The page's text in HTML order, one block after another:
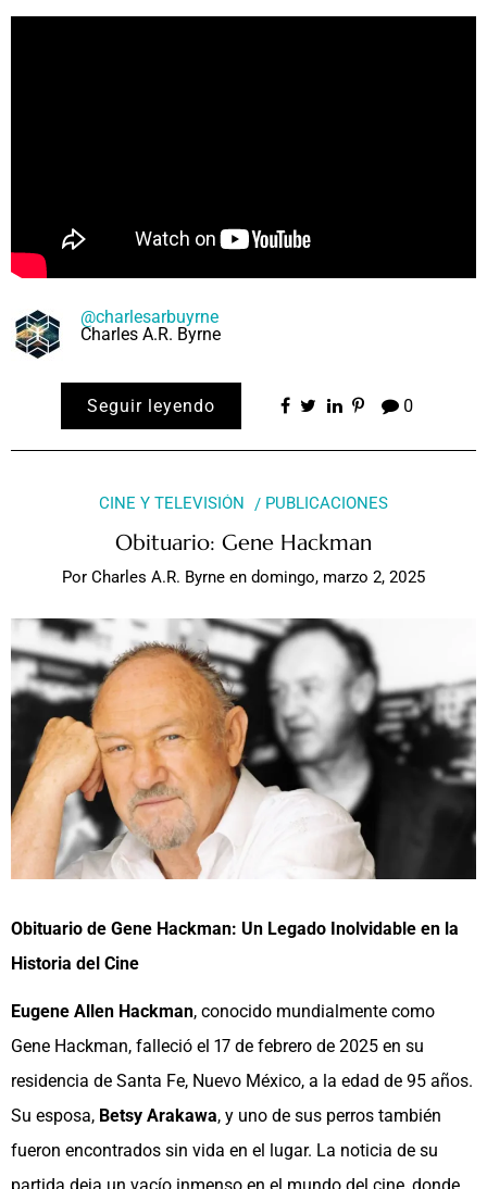
@charlesarbuyrne
Charles A.R. Byrne
Seguir leyendo 0
CINE Y TELEVISIÓN PUBLICACIONES
Obituario: Gene Hackman
Por Charles A.R. Byrne en domingo, marzo 2, 2025
Obituario de Gene Hackman: Un Legado Inolvidable en la
Historia del Cine
Eugene Allen Hackman, conocido mundialmente como
Gene Hackman, falleció el 17 de febrero de 2025 en su
residencia de Santa Fe, Nuevo México, a la edad de 95 años.
Su esposa, Betsy Arakawa, y uno de sus perros también
fueron encontrados sin vida en el lugar. La noticia de su